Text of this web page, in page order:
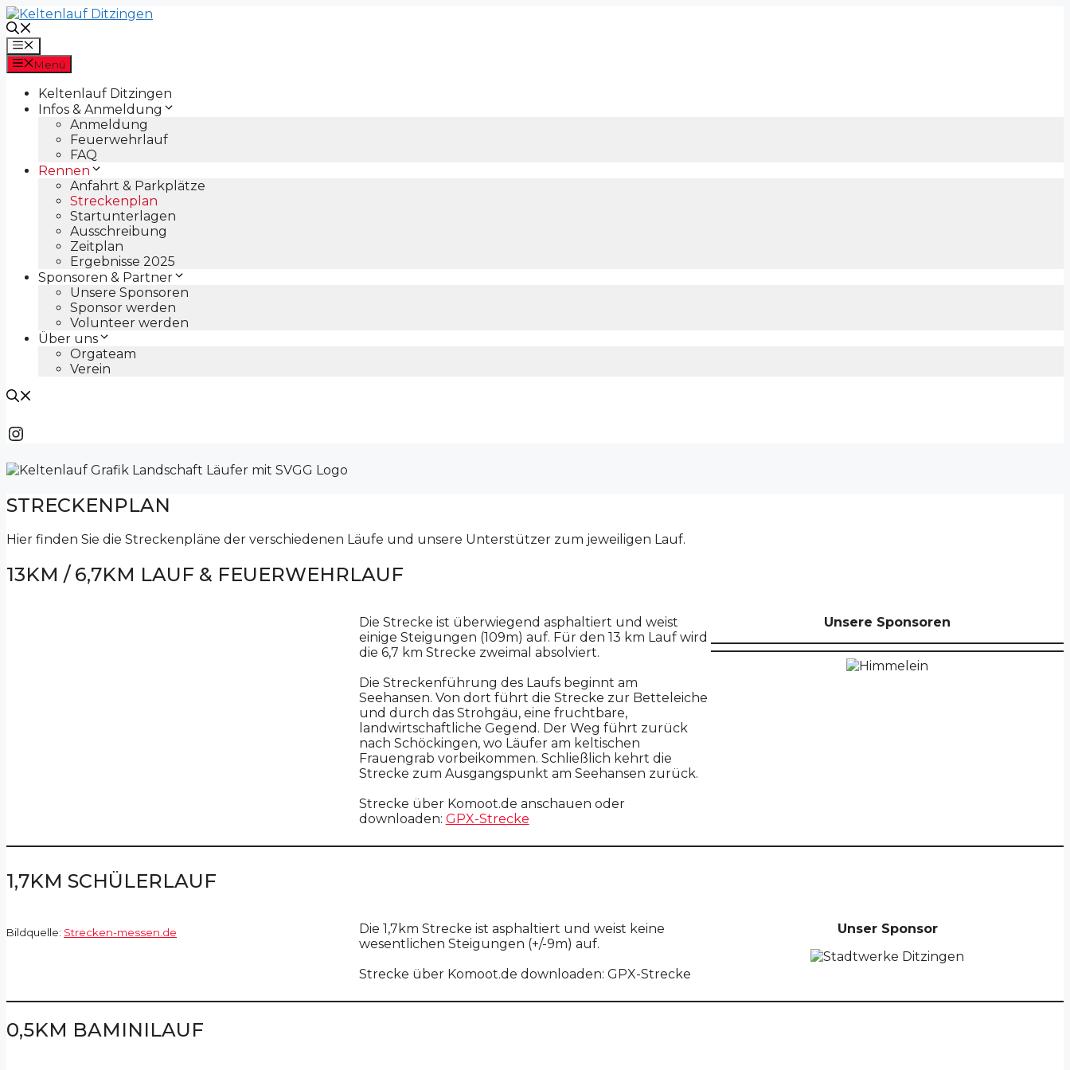
Zum
Inhalt
springen
Menü
Menü
Keltenlauf Ditzingen
Infos & Anmeldung
Anmeldung
Feuerwehrlauf
FAQ
Rennen
Anfahrt & Parkplätze
Streckenplan
Startunterlagen
Ausschreibung
Zeitplan
Ergebnisse 2025
Sponsoren & Partner
Unsere Sponsoren
Sponsor werden
Volunteer werden
Über uns
Orgateam
Verein
Instagram
STRECKENPLAN
Hier finden Sie die Streckenpläne der verschiedenen Läufe und unsere Unterstützer zum jeweiligen Lauf.
13KM / 6,7KM LAUF & FEUERWEHRLAUF
Die Strecke ist überwiegend asphaltiert und weist
einige Steigungen (109m) auf. Für den 13 km Lauf wird
die 6,7 km Strecke zweimal absolviert.
Die Streckenführung des Laufs beginnt am
Seehansen. Von dort führt die Strecke zur Betteleiche
und durch das Strohgäu, eine fruchtbare,
landwirtschaftliche Gegend. Der Weg führt zurück
nach Schöckingen, wo Läufer am keltischen
Frauengrab vorbeikommen. Schließlich kehrt die
Strecke zum Ausgangspunkt am Seehansen zurück.
Strecke über Komoot.de anschauen oder
downloaden: GPX-Strecke
Unsere Sponsoren
1,7KM SCHÜLERLAUF
Bildquelle: Strecken-messen.de
Die 1,7km Strecke ist asphaltiert und weist keine
wesentlichen Steigungen (+/-9m) auf.
Strecke über Komoot.de downloaden: GPX-Strecke
Unser Sponsor
0,5KM BAMINILAUF